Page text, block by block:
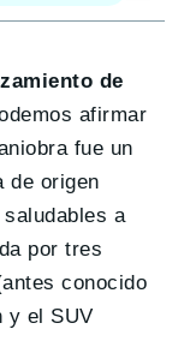
de
afirmar
fue un
de origen
a
por tres
conocido
y el SUV